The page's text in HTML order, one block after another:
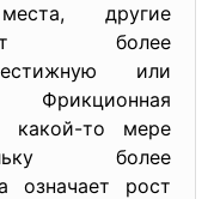
другие
более
или
какой-то мере
более
означает рост